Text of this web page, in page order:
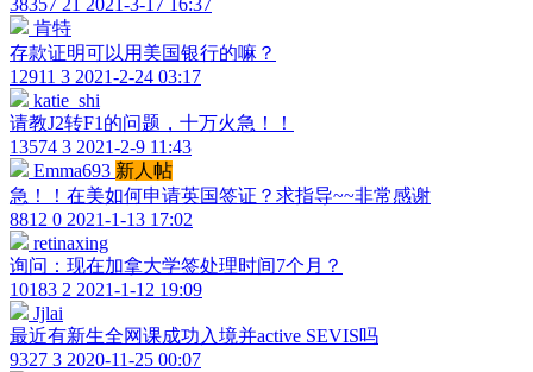
38357 21 2021-3-17 16:37
肯特
存款证明可以用美国银行的嘛？
12911 3 2021-2-24 03:17
katie_shi
请教J2转F1的问题，十万火急！！
13574 3 2021-2-9 11:43
Emma693 新人帖
急！！在美如何申请英国签证？求指导~~非常感谢
8812 0 2021-1-13 17:02
retinaxing
询问：现在加拿大学签处理时间7个月？
10183 2 2021-1-12 19:09
Jjlai
最近有新生全网课成功入境并active SEVIS吗
9327 3 2020-11-25 00:07